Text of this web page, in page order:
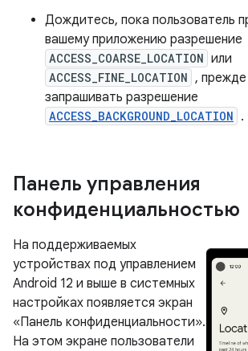
Дождитесь, пока пользователь
вашему приложению разрешение
ACCESS_COARSE_LOCATION или
ACCESS_FINE_LOCATION ,
запрашивать разрешение
ACCESS_BACKGROUND_LOCATION .
Панель управления
конфиденциальностью
На поддерживаемых
устройствах под управлением
Android 12 и выше в системных
настройках появляется экран
«Панель конфиденциальности».
На этом экране пользователи